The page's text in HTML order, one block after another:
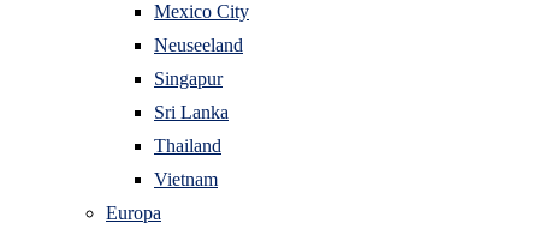
Mexico City
Neuseeland
Singapur
Sri Lanka
Thailand
Vietnam
Europa